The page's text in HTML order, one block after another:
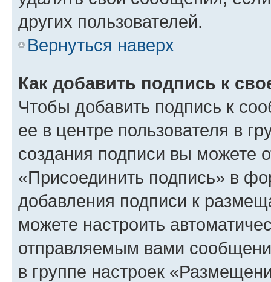
других пользователей.
Вернуться наверх
Как добавить подпись к
Чтобы добавить подпись к
ее в центре пользователя в
создания подписи вы можете
«Присоединить подпись» в
добавления подписи к
можете настроить
отправляемым вами
в группе настроек